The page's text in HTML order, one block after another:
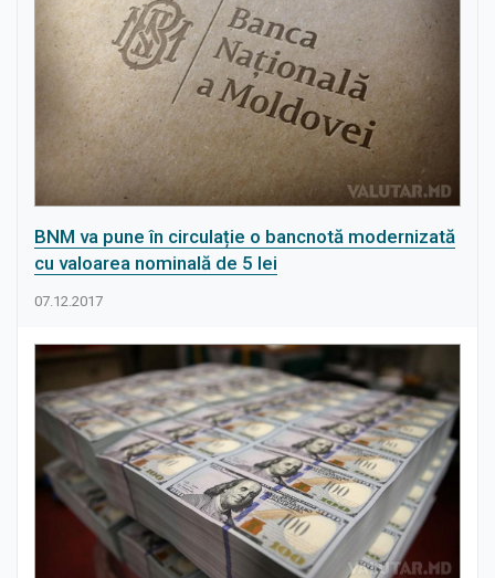
BNM va pune în circulație o bancnotă modernizată
cu valoarea nominală de 5 lei
07.12.2017